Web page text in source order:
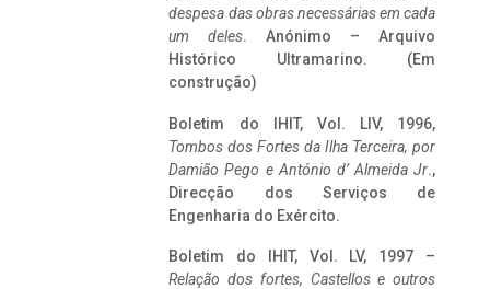
despesa das obras necessárias em cada
um deles. Anónimo – Arquivo
Histórico Ultramarino. (Em
construção)
Boletim do IHIT, Vol. LIV, 1996,
Tombos dos Fortes da Ilha Terceira, por
Damião Pego e António d’ Almeida Jr.,
Direcção dos Serviços de
Engenharia do Exército.
Boletim do IHIT, Vol. LV, 1997 –
Relação dos fortes, Castellos e outros